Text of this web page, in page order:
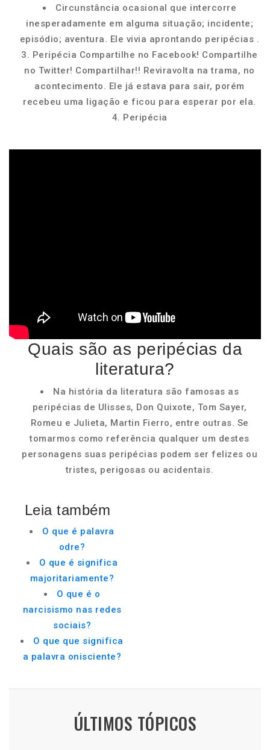
Circunstância ocasional que intercorre
inesperadamente em alguma situação; incidente;
episódio; aventura. Ele vivia aprontando peripécias .
3. Peripécia Compartilhe no Facebook! Compartilhe
no Twitter! Compartilhar!! Reviravolta na trama, no
acontecimento. Ele já estava para sair, porém
recebeu uma ligação e ficou para esperar por ela.
4. Peripécia
Quais são as peripécias da
literatura?
Na história da literatura são famosas as
peripécias de Ulisses, Don Quixote, Tom Sayer,
Romeu e Julieta, Martin Fierro, entre outras. Se
tomarmos como referência qualquer um destes
personagens suas peripécias podem ser felizes ou
tristes, perigosas ou acidentais.
Leia também
O que é palavra
odre?
O que é significa
majoritariamente?
O que é o
narcisismo nas redes
sociais?
O que que significa
a palavra onisciente?
ÚLTIMOS TÓPICOS